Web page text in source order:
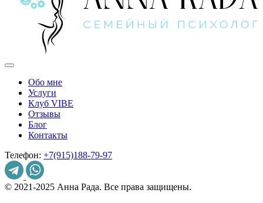
Обо мне
Услуги
Клуб VIBE
Отзывы
Блог
Контакты
Телефон: +7(915)188-79-97
© 2021-2025 Анна Рада. Все права защищены.